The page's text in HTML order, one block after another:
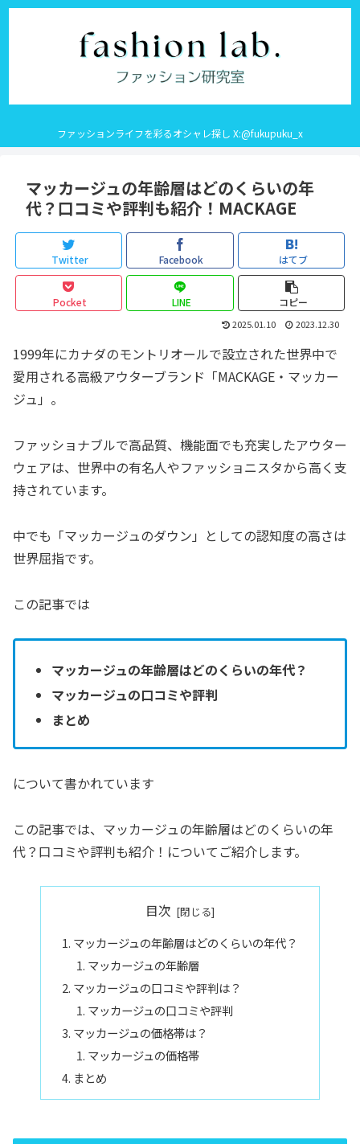
ファッションライフを彩るオシャレ探し X:@fukupuku_x
マッカージュの年齢層はどのくらいの年
代？口コミや評判も紹介！MACKAGE
Twitter Facebook はてブ
Pocket LINE コピー
2025.01.10 2023.12.30
1999年にカナダのモントリオールで設立された世界中で
愛用される高級アウターブランド「MACKAGE・マッカー
ジュ」。
ファッショナブルで高品質、機能面でも充実したアウター
ウェアは、世界中の有名人やファッショニスタから高く支
持されています。
中でも「マッカージュのダウン」としての認知度の高さは
世界屈指です。
この記事では
マッカージュの年齢層はどのくらいの年代？
マッカージュの口コミや評判
まとめ
について書かれています
この記事では、マッカージュの年齢層はどのくらいの年
代？口コミや評判も紹介！についてご紹介します。
目次
マッカージュの年齢層はどのくらいの年代？
マッカージュの年齢層
マッカージュの口コミや評判は？
マッカージュの口コミや評判
マッカージュの価格帯は？
マッカージュの価格帯
まとめ